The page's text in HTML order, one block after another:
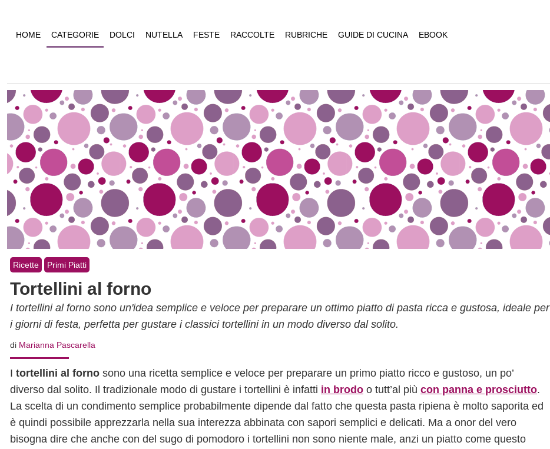
HOME CATEGORIE DOLCI NUTELLA FESTE RACCOLTE RUBRICHE GUIDE DI CUCINA EBOOK
Ricette Primi Piatti
Tortellini al forno
I tortellini al forno sono un'idea semplice e veloce per preparare un ottimo piatto di pasta ricca e gustosa, ideale per
i giorni di festa, perfetta per gustare i classici tortellini in un modo diverso dal solito.
di Marianna Pascarella
I tortellini al forno sono una ricetta semplice e veloce per preparare un primo piatto ricco e gustoso, un po’
diverso dal solito. Il tradizionale modo di gustare i tortellini è infatti in brodo o tutt’al più con panna e prosciutto.
La scelta di un condimento semplice probabilmente dipende dal fatto che questa pasta ripiena è molto saporita ed
è quindi possibile apprezzarla nella sua interezza abbinata con sapori semplici e delicati. Ma a onor del vero
bisogna dire che anche con del sugo di pomodoro i tortellini non sono niente male, anzi un piatto come questo